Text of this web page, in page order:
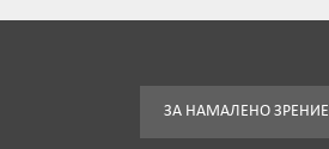
ЗА НАМАЛЕНО ЗРЕНИЕ